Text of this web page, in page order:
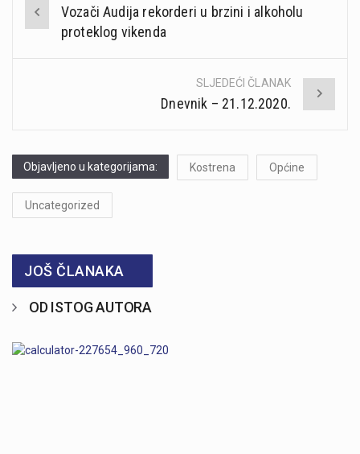
navigation
Vozači Audija rekorderi u brzini i alkoholu
proteklog vikenda
SLJEDEĆI ČLANAK
Dnevnik – 21.12.2020.
Objavljeno u kategorijama: Kostrena Općine
Uncategorized
JOŠ ČLANAKA
OD ISTOG AUTORA